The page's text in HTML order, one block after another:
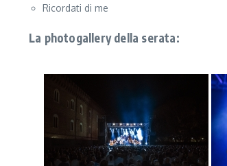
Ricordati di me
La photogallery della serata: